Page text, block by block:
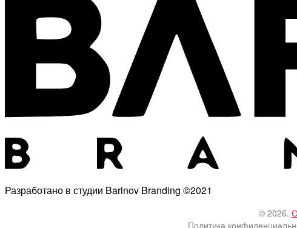
Разработано в студии Barinov Branding ©2021
© 2026.
Политика